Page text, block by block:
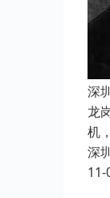
深
龙
机
深
11-